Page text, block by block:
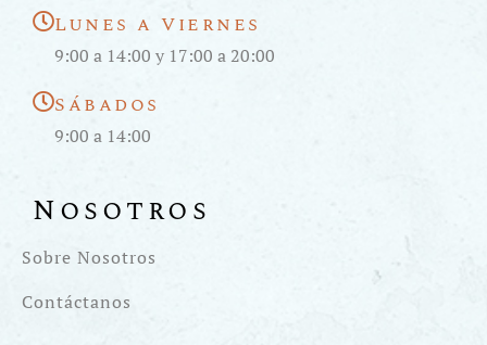
Lunes a Viernes
9:00 a 14:00 y 17:00 a 20:00
Sábados
9:00 a 14:00
Nosotros
Sobre Nosotros
Contáctanos